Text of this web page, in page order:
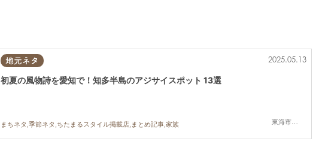
地元ネタ
東海市,大府市,知多市,東浦町,半田市,常滑市,武豊町,美浜町,南知多町
2025.05.13
初夏の風物詩を愛知で！知多半島のアジサイスポット 13選
まちネタ,季節ネタ,ちたまるスタイル掲載店,まとめ記事,家族